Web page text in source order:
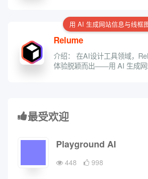
用 AI 生成网站信息与线框
Relume
介绍： 在AI设计工具领域，
体验脱颖而出——用 AI 生成网
最受欢迎
Playground AI
448 998